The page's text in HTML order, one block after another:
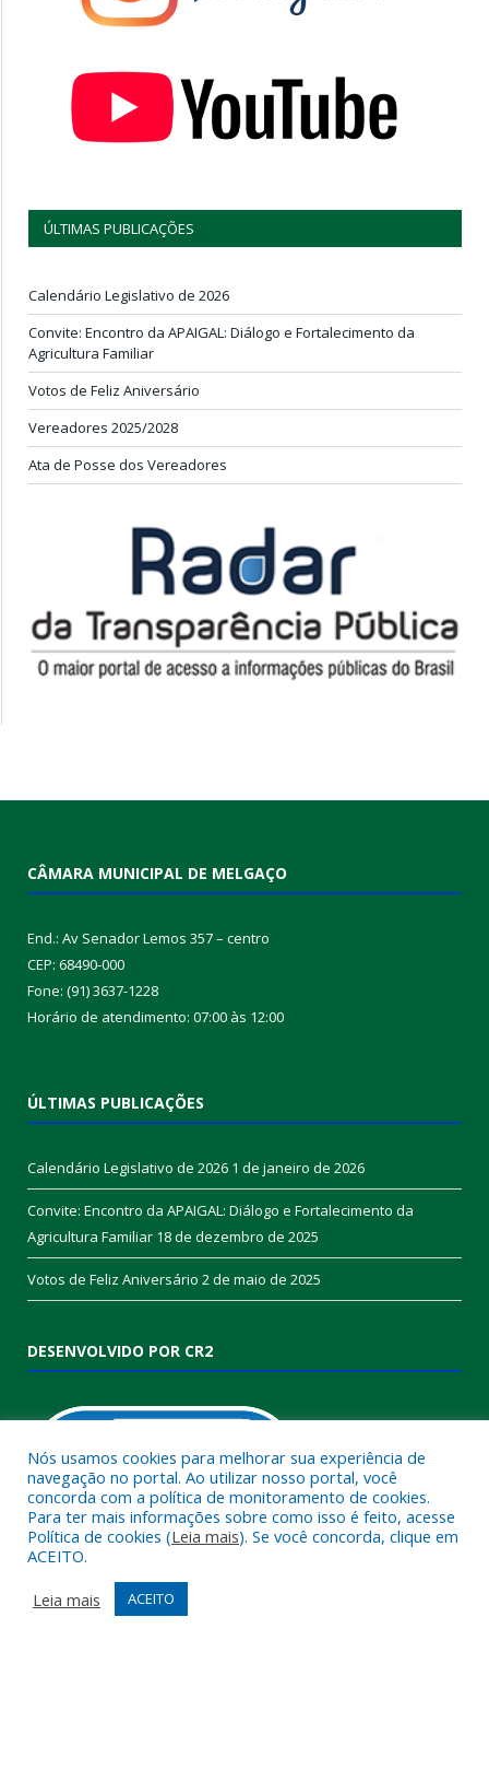
ÚLTIMAS PUBLICAÇÕES
Calendário Legislativo de 2026
Convite: Encontro da APAIGAL: Diálogo e Fortalecimento da
Agricultura Familiar
Votos de Feliz Aniversário
Vereadores 2025/2028
Ata de Posse dos Vereadores
CÂMARA MUNICIPAL DE MELGAÇO
End.: Av Senador Lemos 357 – centro
CEP: 68490-000
Fone: (91) 3637-1228
Horário de atendimento: 07:00 às 12:00
ÚLTIMAS PUBLICAÇÕES
Calendário Legislativo de 2026 1 de janeiro de 2026
Convite: Encontro da APAIGAL: Diálogo e Fortalecimento da
Agricultura Familiar 18 de dezembro de 2025
Votos de Feliz Aniversário 2 de maio de 2025
DESENVOLVIDO POR CR2
Muito mais que
Realizamos umaassessoria
contrato que todas as exigências das
Nós usamos cookies para melhorar sua experiência de
navegação no portal. Ao utilizar nosso portal, você
concorda com a política de monitoramento de cookies.
Para ter mais informações sobre como isso é feito, acesse
Política de cookies (Leia mais). Se você concorda, clique em
ACEITO.
Leia mais
ACEITO